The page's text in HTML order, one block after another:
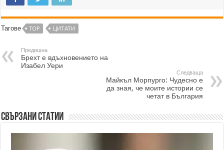
Тагове TOP ЦИТАТИ
Предишна
Брехт е вдъхновението на
Изабел Уери
Следваща
Майкъл Морпурго: Чудесно е
да зная, че моите истории се
четат в България
Свързани статии